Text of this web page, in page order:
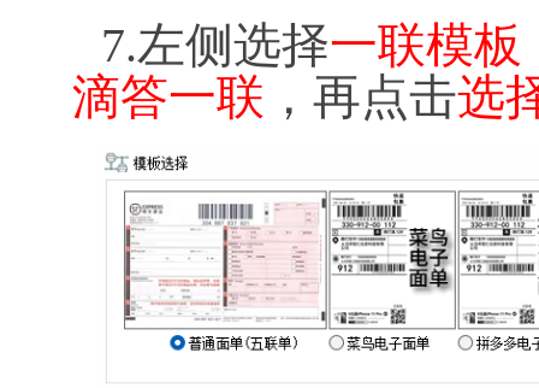
7.左侧选择一联模板
滴答一联 ，再点击选